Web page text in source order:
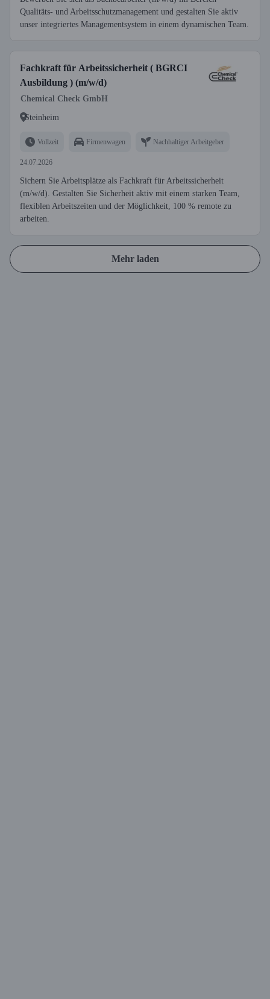
Qualitäts- und Arbeitsschutzmanagement und gestalten Sie aktiv
unser integriertes Managementsystem in einem dynamischen Team.
Fachkraft für Arbeitssicherheit ( BGRCI
Ausbildung ) (m/w/d)
Chemical Check GmbH
Steinheim
Vollzeit Firmenwagen Nachhaltiger Arbeitgeber
24.07.2026
Sichern Sie Arbeitsplätze als Fachkraft für Arbeitssicherheit
(m/w/d). Gestalten Sie Sicherheit aktiv mit einem starken Team,
flexiblen Arbeitszeiten und der Möglichkeit, 100 % remote zu
arbeiten.
Mehr laden